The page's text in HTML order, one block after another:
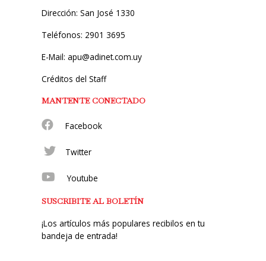
Dirección: San José 1330
Teléfonos: 2901 3695
E-Mail: apu@adinet.com.uy
Créditos del Staff
MANTENTE CONECTADO
Facebook
Twitter
Youtube
SUSCRIBITE AL BOLETÍN
¡Los artículos más populares recibilos en tu
bandeja de entrada!